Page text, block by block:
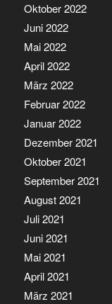
Oktober 2022
Juni 2022
Mai 2022
April 2022
März 2022
Februar 2022
Januar 2022
Dezember 2021
Oktober 2021
September 2021
August 2021
Juli 2021
Juni 2021
Mai 2021
April 2021
März 2021